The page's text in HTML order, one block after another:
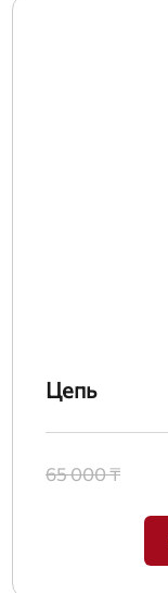
Цепь
65 000 ₸